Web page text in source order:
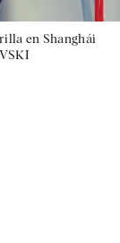
en Shanghái